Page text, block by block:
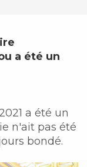
a été un
a été un
n'ait pas été
bondé.